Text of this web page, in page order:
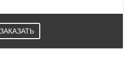
ЗАКАЗАТЬ